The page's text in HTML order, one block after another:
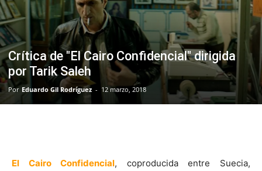
Crítica de "El Cairo Confidencial" dirigida
por Tarik Saleh
Por Eduardo Gil Rodríguez - 12 marzo, 2018
El Cairo Confidencial, coproducida entre Suecia,